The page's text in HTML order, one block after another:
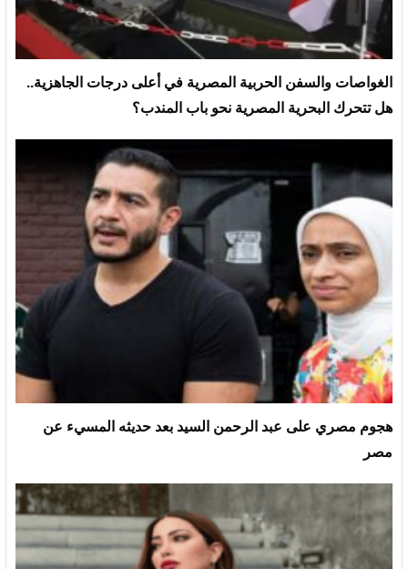
الغواصات والسفن الحربية المصرية في أعلى درجات الجاهزية..
هل تتحرك البحرية المصرية نحو باب المندب؟
هجوم مصري على عبد الرحمن السيد بعد حديثه المسيء عن
مصر